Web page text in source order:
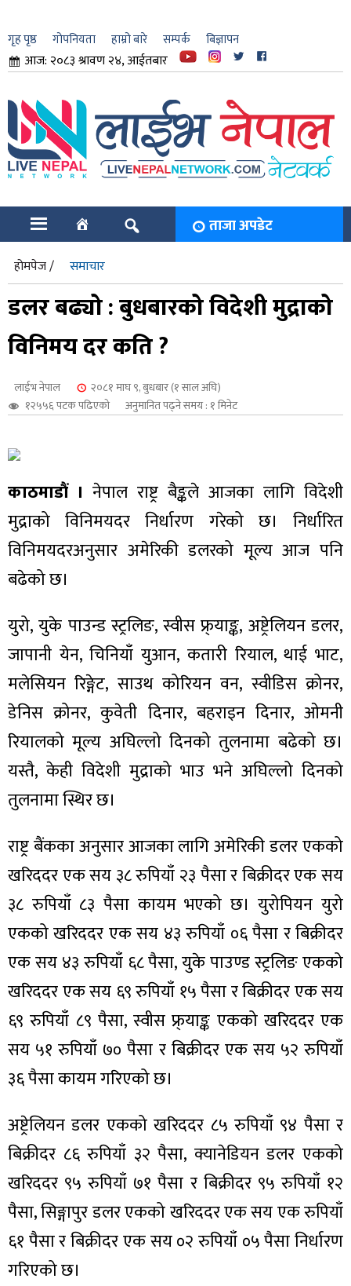
गृह पृष्ठ गोपनियता हाम्रो बारे सम्पर्क बिज्ञापन
आज: २०८३ श्रावण २४, आईतबार
ताजा अपडेट
होमपेज / समाचार
डलर बढ्यो : बुधबारको विदेशी मुद्राको
विनिमय दर कति ?
लाईभ नेपाल
२०८१ माघ ९, बुधबार (१ साल अघि)
१२५५६ पटक पढिएको
अनुमानित पढ्ने समय : १ मिनेट
काठमाडौं । नेपाल राष्ट्र बैङ्कले आजका लागि विदेशी
मुद्राको विनिमयदर निर्धारण गरेको छ। निर्धारित
विनिमयदरअनुसार अमेरिकी डलरको मूल्य आज पनि
बढेको छ।
युरो, युके पाउन्ड स्ट्रलिङ, स्वीस फ्र्याङ्क, अष्ट्रेलियन डलर,
जापानी येन, चिनियाँ युआन, कतारी रियाल, थाई भाट,
मलेसियन रिङ्गेट, साउथ कोरियन वन, स्वीडिस क्रोनर,
डेनिस क्रोनर, कुवेती दिनार, बहराइन दिनार, ओमनी
रियालको मूल्य अघिल्लो दिनको तुलनामा बढेको छ।
यस्तै, केही विदेशी मुद्राको भाउ भने अघिल्लो दिनको
तुलनामा स्थिर छ।
राष्ट्र बैंकका अनुसार आजका लागि अमेरिकी डलर एकको
खरिददर एक सय ३८ रुपियाँ २३ पैसा र बिक्रीदर एक सय
३८ रुपियाँ ८३ पैसा कायम भएको छ। युरोपियन युरो
एकको खरिददर एक सय ४३ रुपियाँ ०६ पैसा र बिक्रीदर
एक सय ४३ रुपियाँ ६८ पैसा, युके पाउण्ड स्ट्रलिङ एकको
खरिददर एक सय ६९ रुपियाँ १५ पैसा र बिक्रीदर एक सय
६९ रुपियाँ ८९ पैसा, स्वीस फ्र्याङ्क एकको खरिददर एक
सय ५१ रुपियाँ ७० पैसा र बिक्रीदर एक सय ५२ रुपियाँ
३६ पैसा कायम गरिएको छ।
अष्ट्रेलियन डलर एकको खरिददर ८५ रुपियाँ ९४ पैसा र
बिक्रीदर ८६ रुपियाँ ३२ पैसा, क्यानेडियन डलर एकको
खरिददर ९५ रुपियाँ ७१ पैसा र बिक्रीदर ९५ रुपियाँ १२
पैसा, सिङ्गापुर डलर एकको खरिददर एक सय एक रुपियाँ
६१ पैसा र बिक्रीदर एक सय ०२ रुपियाँ ०५ पैसा निर्धारण
गरिएको छ।